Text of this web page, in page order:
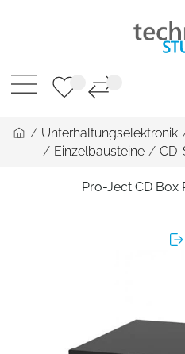
/ Unterhaltungselektronik
/ Einzelbausteine /
Pro-Ject CD Box